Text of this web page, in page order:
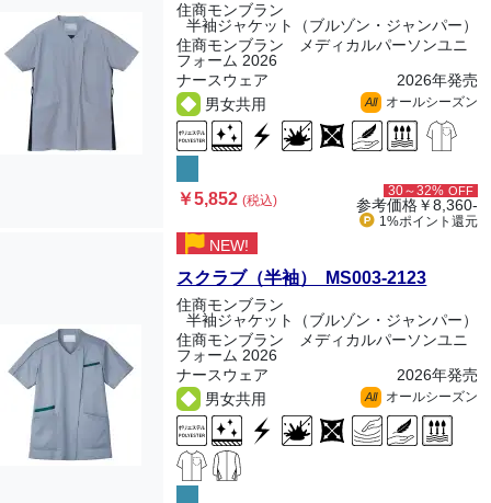
住商モンブラン
半袖ジャケット（ブルゾン・ジャンパー）
住商モンブラン メディカルパーソンユニ
フォーム 2026
ナースウェア
2026年発売
男女共用
All オールシーズン
￥5,852(税込)
30～32% OFF
参考価格￥8,360-
1%ポイント 還元
NEW!
スクラブ（半袖） MS003-2123
住商モンブラン
半袖ジャケット（ブルゾン・ジャンパー）
住商モンブラン メディカルパーソンユニ
フォーム 2026
ナースウェア
2026年発売
男女共用
All オールシーズン